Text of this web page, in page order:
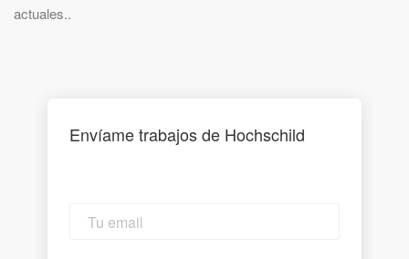
actuales..
Envíame trabajos de Hochschild
email